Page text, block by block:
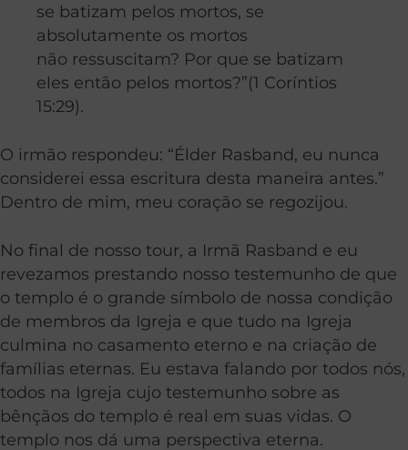
se batizam pelos mortos, se
absolutamente os mortos
não ressuscitam? Por que se batizam
eles então pelos mortos?”(1 Coríntios
15:29).
O irmão respondeu: “Élder Rasband, eu nunca
considerei essa escritura desta maneira antes.”
Dentro de mim, meu coração se regozijou.
No final de nosso tour, a Irmã Rasband e eu
revezamos prestando nosso testemunho de que
o templo é o grande símbolo de nossa condição
de membros da Igreja e que tudo na Igreja
culmina no casamento eterno e na criação de
famílias eternas. Eu estava falando por todos nós,
todos na Igreja cujo testemunho sobre as
bênçãos do templo é real em suas vidas. O
templo nos dá uma perspectiva eterna.